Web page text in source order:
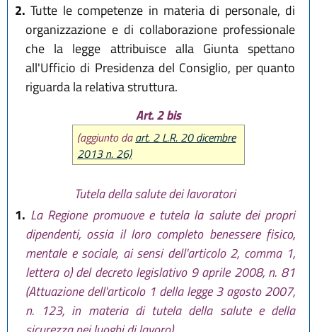
2. Tutte le competenze in materia di personale, di
organizzazione e di collaborazione professionale
che la legge attribuisce alla Giunta spettano
all'Ufficio di Presidenza del Consiglio, per quanto
riguarda la relativa struttura.
Art. 2 bis
(aggiunto daart. 2 L.R. 20 dicembre
2013 n. 26)
Tutela della salute dei lavoratori
1. La Regione promuove e tutela la salute dei propri
dipendenti, ossia il loro completo benessere fisico,
mentale e sociale, ai sensi dell'articolo 2, comma 1,
lettera o) del decreto legislativo 9 aprile 2008, n. 81
(Attuazione dell'articolo 1 della legge 3 agosto 2007,
n. 123, in materia di tutela della salute e della